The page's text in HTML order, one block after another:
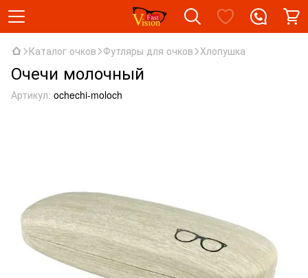
Каталог очков Футляры для очков Хлопушка
Очечи молочный
Артикул: ochechi-moloch